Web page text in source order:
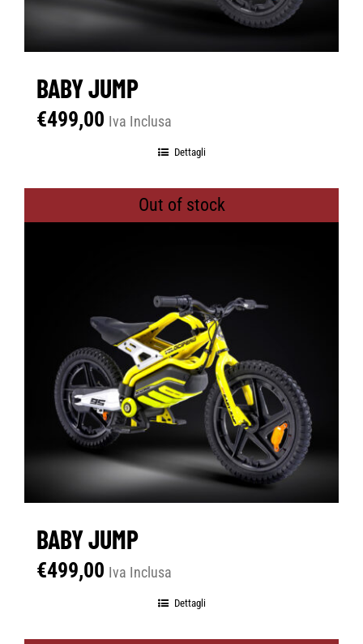
BABY JUMP
€499,00 Iva Inclusa
Dettagli
Out of stock
BABY JUMP
€499,00 Iva Inclusa
Dettagli